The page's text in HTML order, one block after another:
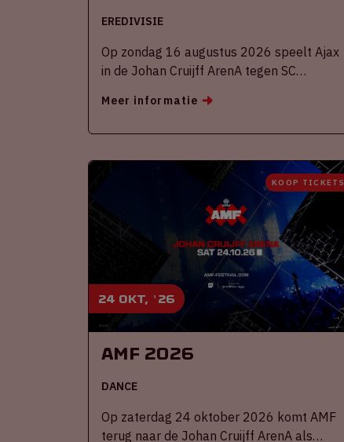
EREDIVISIE
Op zondag 16 augustus 2026 speelt Ajax
in de Johan Cruijff ArenA tegen SC
Meer informatie
24 okt, '26
KOOP TICKETS
AMF 2026
DANCE
Op zaterdag 24 oktober 2026 komt AMF
terug naar de Johan Cruijff ArenA als